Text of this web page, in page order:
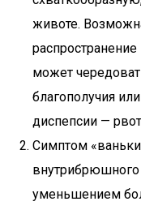
животе.
может
благополучия
диспепсии —
Симптом
внутрибрюшного
уменьшением